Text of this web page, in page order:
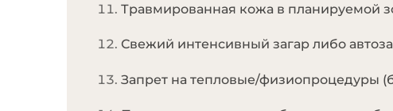
Травмированная кожа в планируемой
Свежий интенсивный загар либо
Запрет на тепловые/физиопроцедуры